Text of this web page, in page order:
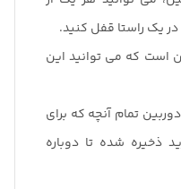
است که می توانید این
تمام آنچه که برای
ذخیره شده تا دوباره